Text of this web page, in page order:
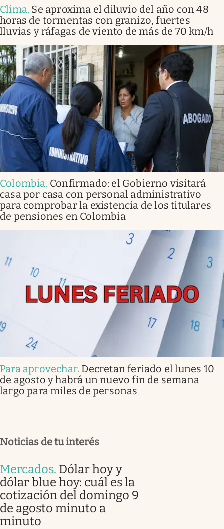
Clima. Se aproxima el diluvio del año con 48
horas de tormentas con granizo, fuertes
lluvias y ráfagas de viento de más de 70 km/h
Colombia. Confirmado: el Gobierno visitará
casa por casa con personal administrativo
para comprobar la existencia de los titulares
de pensiones en Colombia
Para aprovechar. Decretan feriado el lunes 10
de agosto y habrá un nuevo fin de semana
largo para miles de personas
Noticias de tu interés
Mercados. Dólar hoy y
dólar blue hoy: cuál es la
cotización del domingo 9
de agosto minuto a
minuto